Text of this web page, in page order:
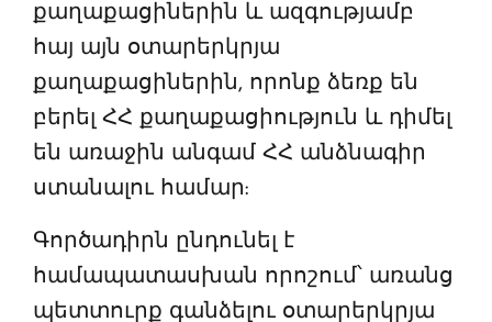
քաղաքացիներին և ազգությամբ
հայ այն օտարերկրյա
քաղաքացիներին, որոնք ձեռք են
բերել ՀՀ քաղաքացիություն և դիմել
են առաջին անգամ ՀՀ անձնագիր
ստանալու համար:
Գործադիրն ընդունել է
համապատասխան որոշում՝ առանց
պետտուրք գանձելու օտարերկրյա